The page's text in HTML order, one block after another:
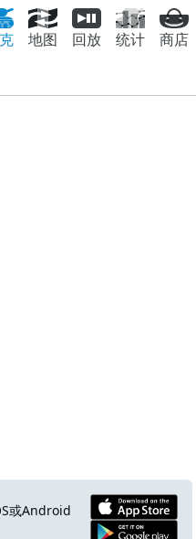
地图 回放 统计 商店
或Android